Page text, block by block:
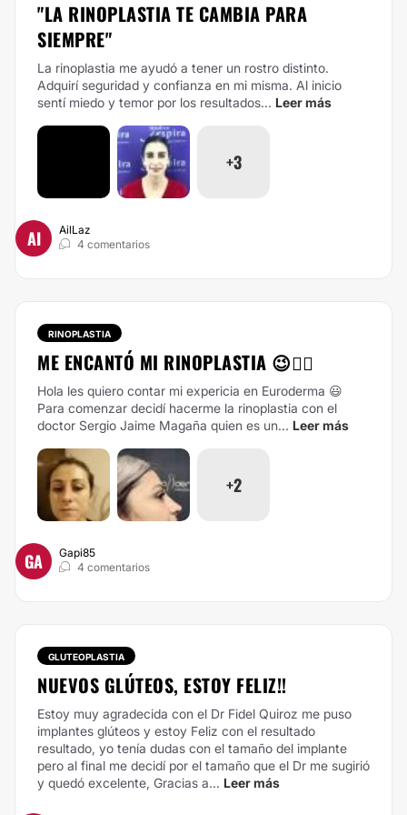
"LA RINOPLASTIA TE CAMBIA PARA
SIEMPRE"
La rinoplastia me ayudó a tener un rostro distinto.
Adquirí seguridad y confianza en mi misma. Al inicio
sentí miedo y temor por los resultados... Leer más
+3
AI
AilLaz
4 comentarios
RINOPLASTIA
ME ENCANTÓ MI RINOPLASTIA 😉👌🏻
Hola les quiero contar mi expericia en Euroderma 😃
Para comenzar decidí hacerme la rinoplastia con el
doctor Sergio Jaime Magaña quien es un... Leer más
+2
GA
Gapi85
4 comentarios
GLUTEOPLASTIA
NUEVOS GLÚTEOS, ESTOY FELIZ!!
Estoy muy agradecida con el Dr Fidel Quiroz me puso
implantes glúteos y estoy Feliz con el resultado
resultado, yo tenía dudas con el tamaño del implante
pero al final me decidí por el tamaño que el Dr me sugirió
y quedó excelente, Gracias a... Leer más